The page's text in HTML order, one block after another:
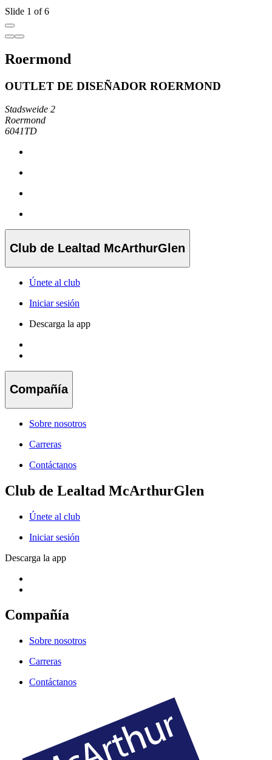
Slide 1 of 6
Roermond
OUTLET DE DISEÑADOR ROERMOND
Stadsweide 2
Roermond
6041TD
Club de Lealtad McArthurGlen
Únete al club
Iniciar sesión
Descarga la app
Compañía
Sobre nosotros
Carreras
Contáctanos
Club de Lealtad McArthurGlen
Únete al club
Iniciar sesión
Descarga la app
Compañía
Sobre nosotros
Carreras
Contáctanos